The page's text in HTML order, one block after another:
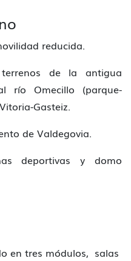
reducida.
de la antigua
río Omecillo (parque-
Gasteiz.
de Valdegovia.
deportivas y domo
en tres módulos, salas